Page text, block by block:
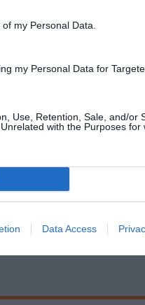
my Personal Data.
my Personal Data for
Use, Retention, Sale, and/or
with the Purposes for
Data Access
Πόλη, Φωκαίας 4 &
Πόλη